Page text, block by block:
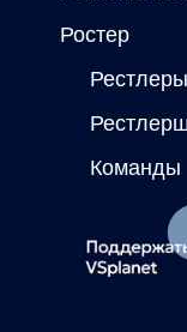
Ростер
Рестлеры
Команды